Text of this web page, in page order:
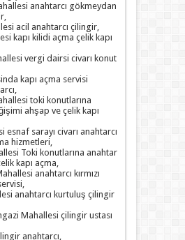
anahtarcı gökmeydan
acil anahtarcı çilingir,
kapı kilidi açma çelik kapı
vergi dairsi civarı konut
kapı açma servisi
toki konutlarına
ahşap ve çelik kapı
esnaf sarayı civarı anahtarcı
hizmetleri,
Toki konutlarına anahtar
kapı açma,
anahtarcı kırmızı
anahtarcı kurtuluş çilingir
Mahallesi çilingir ustası
anahtarcı,